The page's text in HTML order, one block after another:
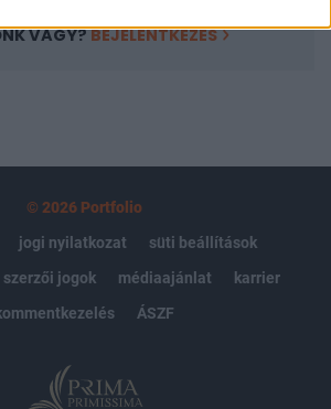
VAGY?BEJELENTKEZÉS
© 2026 Portfolio
jogi nyilatkozat
süti beállítások
szerzői jogok médiaajánlat
karrier
ÁSZF